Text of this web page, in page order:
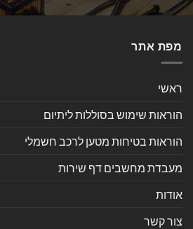
מפת אתר
ראשי
הוראות שימוש בסוללות ליתיום
הוראות בטיחות מטען לרכב חשמלי
מעבדת מחשבים דף שירות
אודות
צור קשר